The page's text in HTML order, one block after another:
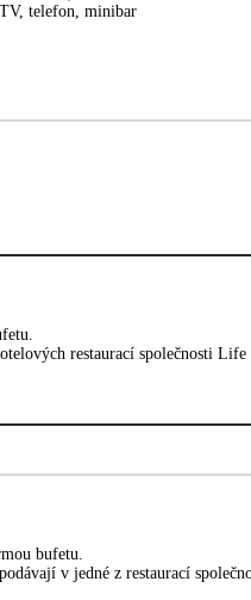
telefon, minibar
restaurací společnosti Life
bufetu.
v jedné z restaurací